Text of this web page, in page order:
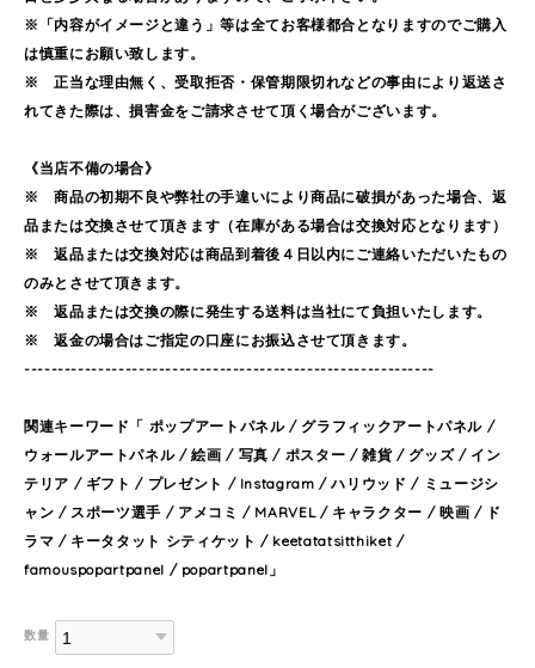
※「内容がイメージと違う」等は全てお客様都合となりますのでご購入
は慎重にお願い致します。
※ 正当な理由無く、受取拒否・保管期限切れなどの事由により返送さ
れてきた際は、損害金をご請求させて頂く場合がございます。
《当店不備の場合》
※ 商品の初期不良や弊社の手違いにより商品に破損があった場合、返
品または交換させて頂きます（在庫がある場合は交換対応となります）
※ 返品または交換対応は商品到着後４日以内にご連絡いただいたもの
のみとさせて頂きます。
※ 返品または交換の際に発生する送料は当社にて負担いたします。
※ 返金の場合はご指定の口座にお振込させて頂きます。
-------------------------------------------------------------
関連キーワード「 ポップアートパネル / グラフィックアートパネル /
ウォールアートパネル / 絵画 / 写真 / ポスター / 雑貨 / グッズ / イン
テリア / ギフト / プレゼント / Instagram / ハリウッド / ミュージシ
ャン / スポーツ選手 / アメコミ / MARVEL / キャラクター / 映画 / ド
ラマ / キータタット シティケット / keetatatsitthiket /
famouspopartpanel / popartpanel」
数量